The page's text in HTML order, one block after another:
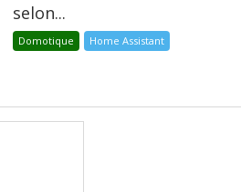
selon...
Domotique Home Assistant